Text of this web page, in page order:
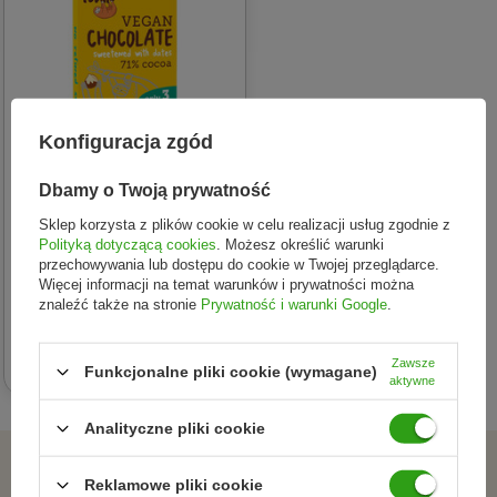
ME GUSTO (krówki
wegańskie, kremy, przek
CZEKOLADA SŁODZONA
DAKTYLAMI Z ORZECHAMI
ME GUSTO (SUPER FUDGIO)
Konfiguracja zgód
Dbamy o Twoją prywatność
Sklep korzysta z plików cookie w celu realizacji usług zgodnie z
Polityką dotyczącą cookies . Możesz określić warunki
przechowywania lub dostępu do cookie w Twojej przeglądarce.
Więcej informacji na temat warunków i prywatności można
znaleźć także na stronie Prywatność i warunki Google
Funkcjonalne pliki cookie (wymagane)
Zawsze
aktywne
Analityczne pliki cookie
Reklamowe pliki cookie